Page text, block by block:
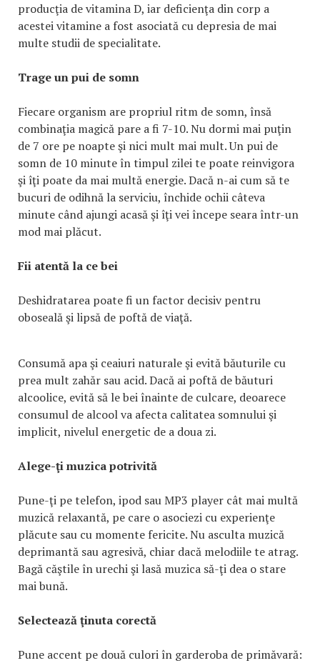
producţia de vitamina D, iar deficienţa din corp a
acestei vitamine a fost asociată cu depresia de mai
multe studii de specialitate.
Trage un pui de somn
Fiecare organism are propriul ritm de somn, însă
combinaţia magică pare a fi 7-10. Nu dormi mai puţin
de 7 ore pe noapte şi nici mult mai mult. Un pui de
somn de 10 minute în timpul zilei te poate reinvigora
şi îţi poate da mai multă energie. Dacă n-ai cum să te
bucuri de odihnă la serviciu, închide ochii câteva
minute când ajungi acasă şi îţi vei începe seara într-un
mod mai plăcut.
Fii atentă la ce bei
Deshidratarea poate fi un factor decisiv pentru
oboseală şi lipsă de poftă de viaţă.
Consumă apa şi ceaiuri naturale şi evită băuturile cu
prea mult zahăr sau acid. Dacă ai poftă de băuturi
alcoolice, evită să le bei înainte de culcare, deoarece
consumul de alcool va afecta calitatea somnului şi
implicit, nivelul energetic de a doua zi.
Alege-ţi muzica potrivită
Pune-ţi pe telefon, ipod sau MP3 player cât mai multă
muzică relaxantă, pe care o asociezi cu experienţe
plăcute sau cu momente fericite. Nu asculta muzică
deprimantă sau agresivă, chiar dacă melodiile te atrag.
Bagă căştile în urechi şi lasă muzica să-ţi dea o stare
mai bună.
Selectează ţinuta corectă
Pune accent pe două culori în garderoba de primăvară: